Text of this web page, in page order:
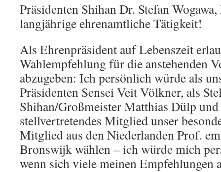
Präsidenten Shihan Dr. Stefan
langjährige ehrenamtliche Tätigkeit!
Als Ehrenpräsident auf Lebenszeit
Wahlempfehlung für die anstehenden
abzugeben: Ich persönlich würde als
Präsidenten Sensei Veit Völkner, als
Shihan/Großmeister Matthias Dülp und
stellvertretendes Mitglied unser
Mitglied aus den Niederlanden Prof.
Bronswijk wählen – ich würde mich
wenn sich viele meinen Empfehlungen